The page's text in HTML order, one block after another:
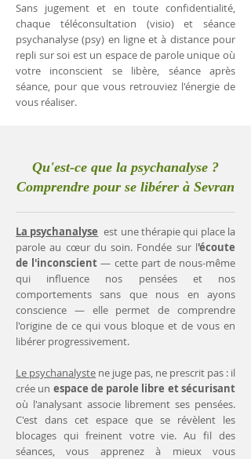
Sans jugement et en toute confidentialité,
chaque téléconsultation (visio) et séance
psychanalyse (psy) en ligne et à distance pour
repli sur soi est un espace de parole unique où
votre inconscient se libère, séance après
séance, pour que vous retrouviez l'énergie de
vous réaliser.
Qu'est-ce que la psychanalyse ?
Comprendre pour se libérer à Sevran
La psychanalyse est une thérapie qui place la
parole au cœur du soin. Fondée sur l'écoute
de l'inconscient— cette part de nous-même
qui influence nos pensées et nos
comportements sans que nous en ayons
conscience — elle permet de comprendre
l'origine de ce qui vous bloque et de vous en
libérer progressivement.
Le psychanalyste ne juge pas, ne prescrit pas : il
crée un espace de parole libre et sécurisant
où l'analysant associe librement ses pensées.
C'est dans cet espace que se révèlent les
blocages qui freinent votre vie. Au fil des
séances, vous apprenez à mieux vous